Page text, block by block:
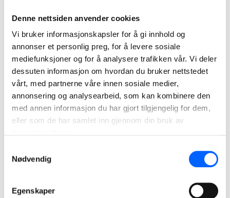
Denne nettsiden anvender cookies
Vi bruker informasjonskapsler for å gi innhold og
annonser et personlig preg, for å levere sosiale
mediefunksjoner og for å analysere trafikken vår. Vi deler
dessuten informasjon om hvordan du bruker nettstedet
vårt, med partnerne våre innen sosiale medier,
annonsering og analysearbeid, som kan kombinere den
med annen informasjon du har gjort tilgjengelig for dem,
eller som de har samlet inn gjennom din bruk av
Nødvendig
Egenskaper
Nordics.
Bildetekst
Byggekontrakt signert. NCC skal bygge skole og
flerbrukshall for Nesodden kommune.
Illustrasjoner: L2 arkitekter
For ytterligere informasjon, kontakt:
t. 95 13 06 93 e. tor.heimdahl@ncc.no